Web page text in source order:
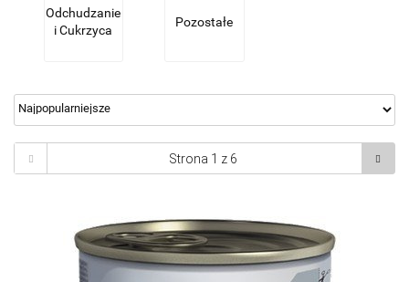
Odchudzanie
i Cukrzyca
Pozostałe